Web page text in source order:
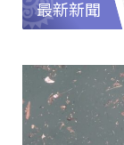
最新新聞